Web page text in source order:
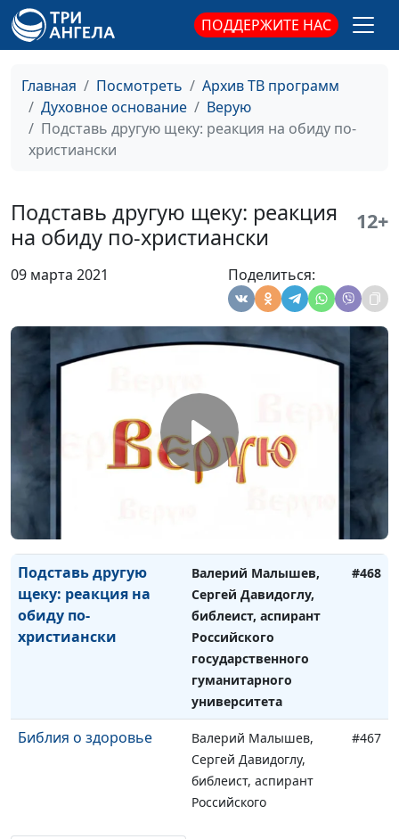
ПОДДЕРЖИТЕ НАС
Главная Посмотреть
Архив ТВ программ
Духовное основание
Верую
Подставь другую щеку: реакция на обиду по-
христиански
Подставь другую щеку: реакция
на обиду по-христиански
12+
09 марта 2021 Поделиться:
что выбрать и как
избежать проблем
священнослужитель
христианина
Павел Жуков,
священнослужитель
Когда добро во вред
Вера и христианство:
правильное
отношение к
Валерий Малышев,
Павел Жуков,
священнослужитель
#471
Домашние животные
в христианской семье
Валерий Малышев,
Павел Жуков,
#470
грех?
Валерий Малышев,
Сергей Давидоглу,
библеист, аспирант
Российского
Подставь другую
щеку: реакция на
обиду по-
христиански
Валерий Малышев,
Сергей Давидоглу,
библеист, аспирант
Российского
государственного
гуманитарного
университета
#468
Библия о здоровье
Валерий Малышев,
Сергей Давидоглу,
библеист, аспирант
Российского
#467